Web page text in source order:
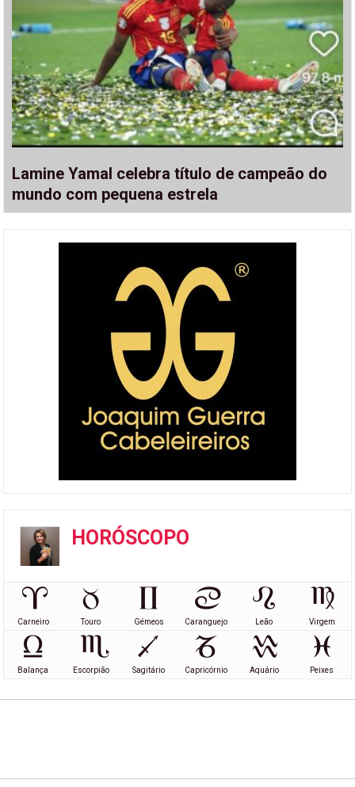
Lamine Yamal celebra título de campeão do
mundo com pequena estrela
HORÓSCOPO
Carneiro Touro Gémeos Caranguejo Leão Virgem
Balança Escorpião Sagitário Capricórnio Aquário Peixes